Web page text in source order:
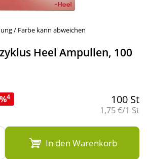
/ Farbe kann abweichen
Heel Ampullen, 100
4 100 St
Grundpreis:
1,75 €/1 St
In den Warenkorb